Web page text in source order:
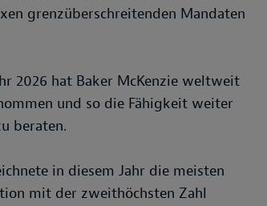
grenzüberschreitenden Mandaten
2026 hat Baker McKenzie weltweit
und so die Fähigkeit weiter
beraten.
in diesem Jahr die meisten
mit der zweithöchsten Zahl